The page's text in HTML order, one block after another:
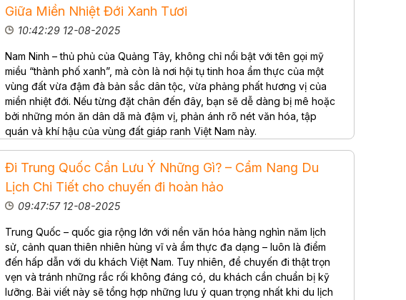
Giữa Miền Nhiệt Đới Xanh Tươi
10:42:29 12-08-2025
Nam Ninh – thủ phủ của Quảng Tây, không chỉ nổi bật với tên gọi mỹ
miều “thành phố xanh”, mà còn là nơi hội tụ tinh hoa ẩm thực của một
vùng đất vừa đậm đà bản sắc dân tộc, vừa phảng phất hương vị của
miền nhiệt đới. Nếu từng đặt chân đến đây, bạn sẽ dễ dàng bị mê hoặc
bởi những món ăn dân dã mà đậm vị, phản ánh rõ nét văn hóa, tập
quán và khí hậu của vùng đất giáp ranh Việt Nam này.
Đi Trung Quốc Cần Lưu Ý Những Gì? – Cẩm Nang Du
Lịch Chi Tiết cho chuyến đi hoàn hảo
09:47:57 12-08-2025
Trung Quốc – quốc gia rộng lớn với nền văn hóa hàng nghìn năm lịch
sử, cảnh quan thiên nhiên hùng vĩ và ẩm thực đa dạng – luôn là điểm
đến hấp dẫn với du khách Việt Nam. Tuy nhiên, để chuyến đi thật trọn
vẹn và tránh những rắc rối không đáng có, du khách cần chuẩn bị kỹ
lưỡng. Bài viết này sẽ tổng hợp những lưu ý quan trọng nhất khi du lịch